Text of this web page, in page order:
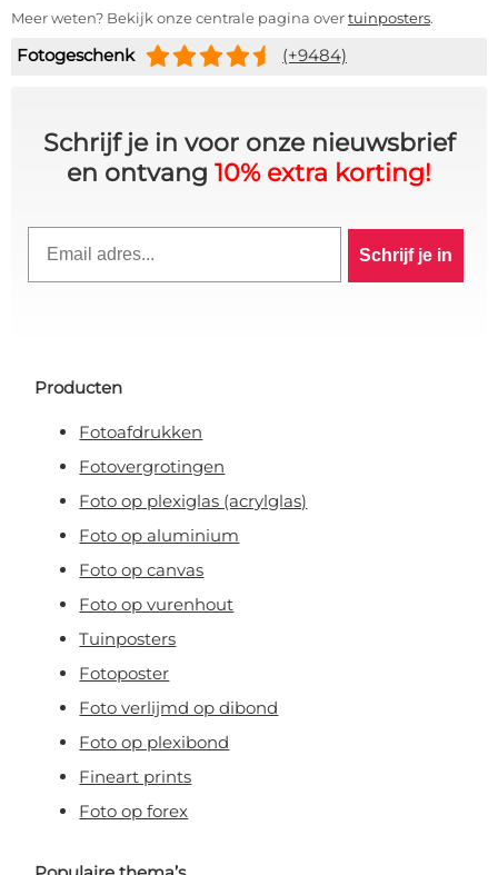
Meer weten? Bekijk onze centrale pagina overtuinposters.
Fotogeschenk (+9484)
Schrijf je in voor onze nieuwsbrief
en ontvang 10% extra korting!
Schrijf je in
Producten
Fotoafdrukken
Fotovergrotingen
Foto op plexiglas (acrylglas)
Foto op aluminium
Foto op canvas
Foto op vurenhout
Tuinposters
Fotoposter
Foto verlijmd op dibond
Foto op plexibond
Fineart prints
Foto op forex